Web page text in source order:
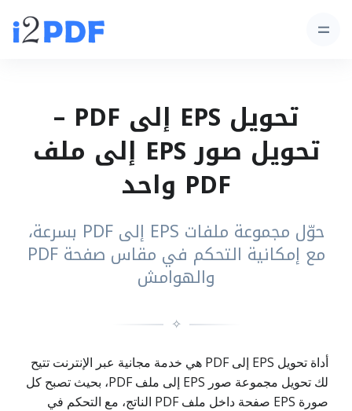
تحويل EPS إلى PDF –
تحويل صور EPS إلى ملف
PDF واحد
حوّل مجموعة ملفات EPS إلى PDF بسرعة،
مع إمكانية التحكم في مقاس صفحة PDF
والهوامش
✧
أداة تحويل EPS إلى PDF هي خدمة مجانية عبر الإنترنت تتيح
لك تحويل مجموعة صور EPS إلى ملف PDF، بحيث تصبح كل
صورة EPS صفحة داخل ملف PDF الناتج، مع التحكم في